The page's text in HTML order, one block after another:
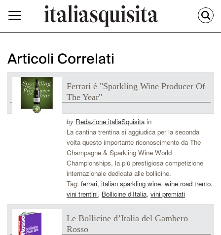
Articoli Correlati
Ferrari è "Sparkling Wine Producer Of
The Year"
by Redazione italiaSquisitain
La cantina trentina si aggiudica per la seconda
volta questo importante riconoscimento da The
Champagne & Sparkling Wine World
Championships, la più prestigiosa competizione
internazionale dedicata alle bollicine.
Tag: ferrari, italian sparkling wine, wine road trento,
vini trentini, Bollicine d’Italia, vini premiati
Le Bollicine d’Italia del Gambero
Rosso